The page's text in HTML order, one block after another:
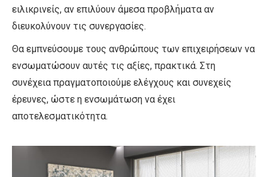
ειλικρινείς, αν επιλύουν άμεσα προβλήματα αν
διευκολύνουν τις συνεργασίες.
Θα εμπνεύσουμε τους ανθρώπους των επιχειρήσεων να
ενσωματώσουν αυτές τις αξίες, πρακτικά. Στη
συνέχεια πραγματοποιούμε ελέγχους και συνεχείς
έρευνες, ώστε η ενσωμάτωση να έχει
αποτελεσματικότητα.